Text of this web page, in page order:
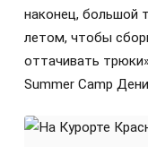
наконец, большой
летом, чтобы
оттачивать
Summer Camp